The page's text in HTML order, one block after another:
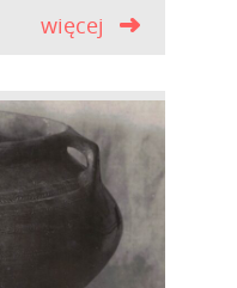
więcej